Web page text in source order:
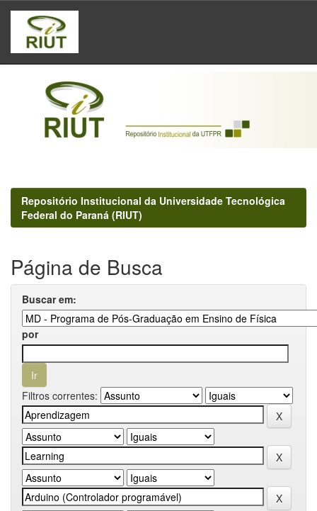
Skip
navigation
Repositório Institucional da Universidade Tecnológica
Federal do Paraná (RIUT)
Página de Busca
Buscar em:
por
Filtros correntes: